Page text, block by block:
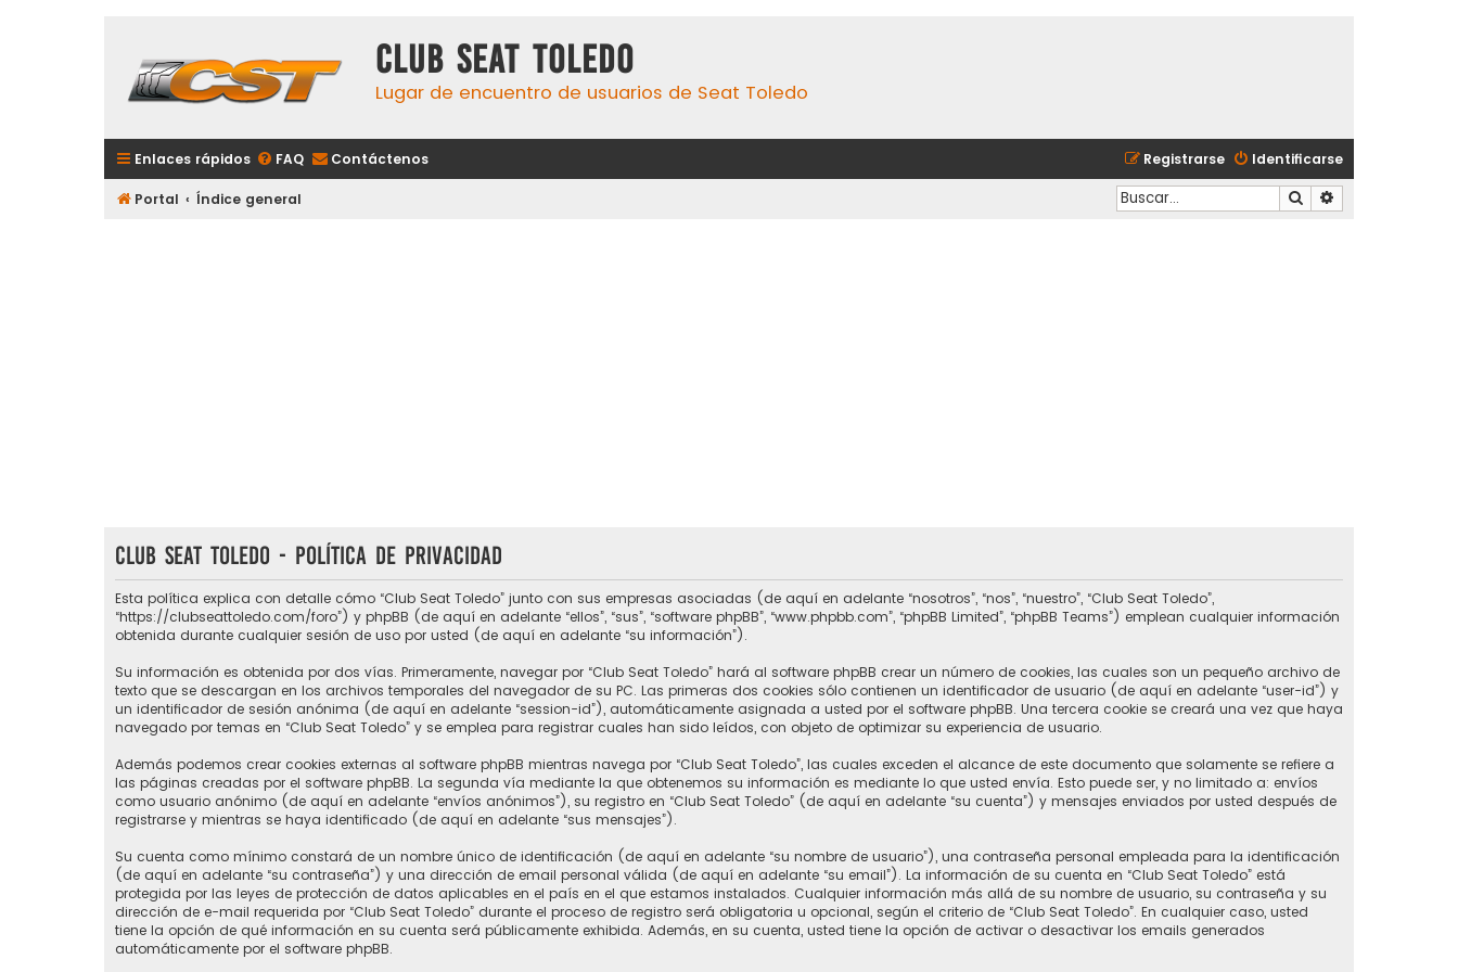
Club Seat Toledo
Lugar de encuentro de usuarios de Seat Toledo
Enlaces rápidos FAQ Contáctenos Identificarse
Registrarse
Portal Índice general Buscar
Club Seat Toledo - Política de privacidad
Esta política explica con detalle cómo “Club Seat Toledo” junto con sus empresas asociadas (de aquí en adelante “nosotros”, “nos”, “nuestro”, “Club Seat Toledo”,
“https://clubseattoledo.com/foro”) y phpBB (de aquí en adelante “ellos”, “sus”, “software phpBB”, “www.phpbb.com”, “phpBB Limited”, “phpBB Teams”) emplean cualquier información
obtenida durante cualquier sesión de uso por usted (de aquí en adelante “su información”).
Su información es obtenida por dos vías. Primeramente, navegar por “Club Seat Toledo” hará al software phpBB crear un número de cookies, las cuales son un pequeño archivo de
texto que se descargan en los archivos temporales del navegador de su PC. Las primeras dos cookies sólo contienen un identificador de usuario (de aquí en adelante “user-id”) y
un identificador de sesión anónima (de aquí en adelante “session-id”), automáticamente asignada a usted por el software phpBB. Una tercera cookie se creará una vez que haya
navegado por temas en “Club Seat Toledo” y se emplea para registrar cuales han sido leídos, con objeto de optimizar su experiencia de usuario.
Además podemos crear cookies externas al software phpBB mientras navega por “Club Seat Toledo”, las cuales exceden el alcance de este documento que solamente se refiere a
las páginas creadas por el software phpBB. La segunda vía mediante la que obtenemos su información es mediante lo que usted envía. Esto puede ser, y no limitado a: envíos
como usuario anónimo (de aquí en adelante “envíos anónimos”), su registro en “Club Seat Toledo” (de aquí en adelante “su cuenta”) y mensajes enviados por usted después de
registrarse y mientras se haya identificado (de aquí en adelante “sus mensajes”).
Su cuenta como mínimo constará de un nombre único de identificación (de aquí en adelante “su nombre de usuario”), una contraseña personal empleada para la identificación
(de aquí en adelante “su contraseña”) y una dirección de email personal válida (de aquí en adelante “su email”). La información de su cuenta en “Club Seat Toledo” está
protegida por las leyes de protección de datos aplicables en el país en el que estamos instalados. Cualquier información más allá de su nombre de usuario, su contraseña y su
dirección de e-mail requerida por “Club Seat Toledo” durante el proceso de registro será obligatoria u opcional, según el criterio de “Club Seat Toledo”. En cualquier caso, usted
tiene la opción de qué información en su cuenta será públicamente exhibida. Además, en su cuenta, usted tiene la opción de activar o desactivar los emails generados
automáticamente por el software phpBB.